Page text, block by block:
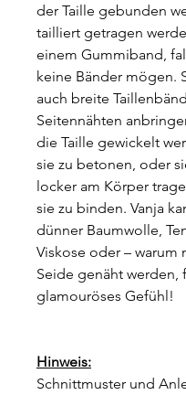
der Taille gebunden
tailliert getragen
einem Gummiband,
keine Bänder mögen.
auch breite
Seitennähten
die Taille gewickelt
sie zu betonen, oder
locker am Körper
sie zu binden. Vanja
dünner Baumwolle,
Viskose oder – warum
Seide genäht werden,
glamouröses Gefühl!
Hinweis:
Schnittmuster und